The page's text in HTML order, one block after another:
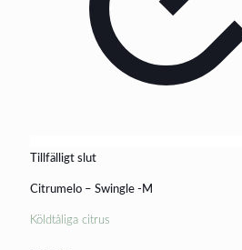
Tillfälligt slut
Citrumelo – Swingle -M
Köldtåliga citrus